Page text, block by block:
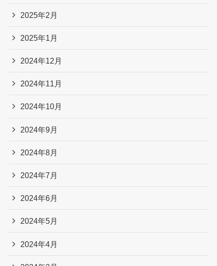
2025年2月
2025年1月
2024年12月
2024年11月
2024年10月
2024年9月
2024年8月
2024年7月
2024年6月
2024年5月
2024年4月